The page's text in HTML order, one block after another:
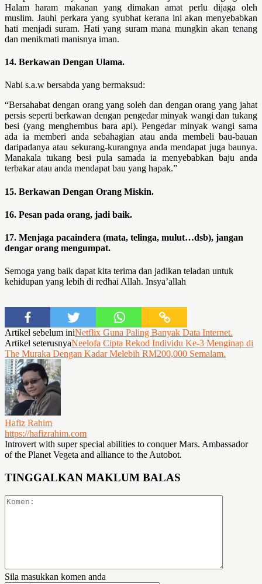
Halam haram makanan yang dimakan amat perlu dijaga oleh
muslim. Jauhi perkara yang syubhat kerana ini akan menyebabkan
hati menjadi suram. Hati yang suram mana mungkin akan tenang
dan menikmati manisnya iman.
14. Berkawan Dengan Ulama.
Nabi s.a.w bersabda yang bermaksud:
“Bersahabat dengan orang yang soleh dan dengan orang yang jahat
persis seperti berkawan dengan pengedar minyak wangi dan tukang
besi (yang menghembus bara api). Pengedar minyak wangi sama
ada ia memberi anda sebahagian atau anda membeli bau-bauan
daripadanya atau sekurang-kurangnya anda mendapat juga baunya.
Manakala tukang besi pula samada ia menyebabkan baju anda
terbakar atau anda mendapat bau yang hapak.”
15. Berkawan Dengan Orang Miskin.
16. Pesan pada orang, jadi baik.
17. Menjaga pacaindera (mata, telinga, mulut…dsb), jangan
dengar orang mengumpat.
Semoga yang baik dapat kita terima dan jadikan teladan untuk
kehidupan yang lebih di redhai Allah. Insya’allah
Artikel sebelum iniNetflix Guna Paling Banyak Data Internet.
Artikel seterusnyaNeelofa Cipta Rekod Individu Ke-3 Menginap di
The Muraka Dengan Kadar Melebih RM200,000 Semalam.
Hafiz Rahim
https://hafizrahim.com
Introvert with super special abilities to conquer Mars. Ambassador
of the Planet Vegeta and alliance to the Autobot.
TINGGALKAN MAKLUM BALAS
Sila masukkan komen anda